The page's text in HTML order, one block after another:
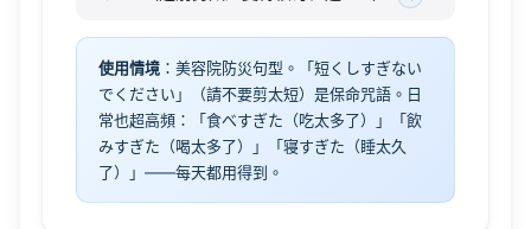
使用情境 ：美容院防災句型。「短くしすぎない
でください」（請不要剪太短）是保命咒語。日
常也超高頻：「食べすぎた（吃太多了）」「飲
みすぎた（喝太多了）」「寝すぎた（睡太久
了）」——每天都用得到。